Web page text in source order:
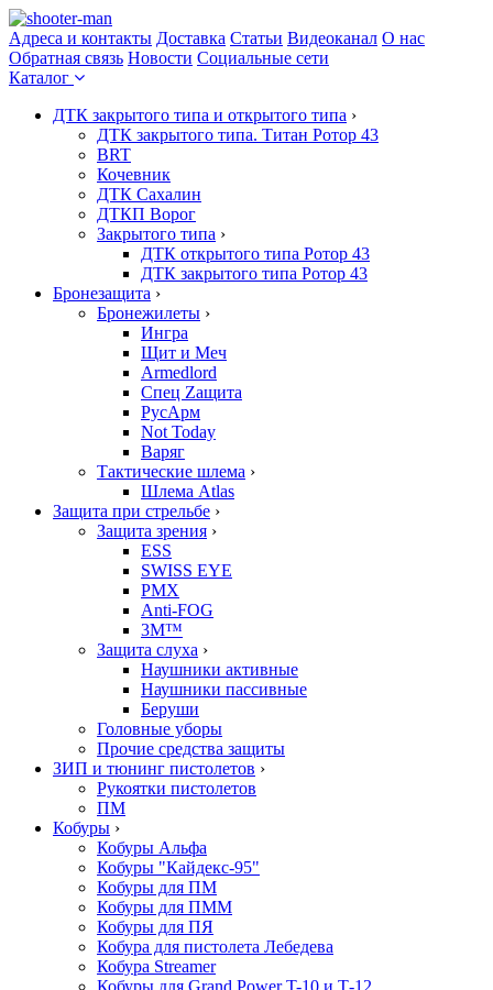
Адреса и контакты Доставка Статьи Видеоканал О нас
Обратная связь Новости Социальные сети
Каталог
ДТК закрытого типа и открытого типа ›
ДТК закрытого типа. Титан Ротор 43
BRT
Кочевник
ДТК Сахалин
ДТКП Ворог
Закрытого типа ›
ДТК открытого типа Ротор 43
ДТК закрытого типа Ротор 43
Бронезащита ›
Бронежилеты ›
Ингра
Щит и Меч
Armedlord
Спец Zащита
РусАрм
Not Today
Варяг
Тактические шлема ›
Шлема Atlas
Защита при стрельбе ›
Защита зрения ›
ESS
SWISS EYE
PMX
Anti-FOG
3M™
Защита слуха ›
Наушники активные
Наушники пассивные
Беруши
Головные уборы
Прочие средства защиты
ЗИП и тюнинг пистолетов ›
Рукоятки пистолетов
ПМ
Кобуры ›
Кобуры Альфа
Кобуры "Кайдекс-95"
Кобуры для ПМ
Кобуры для ПММ
Кобуры для ПЯ
Кобура для пистолета Лебедева
Кобура Streamer
Кобуры для Grand Power T-10 и Т-12